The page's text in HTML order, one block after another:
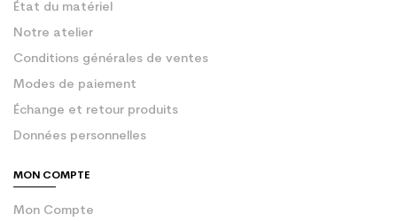
État du matériel
Notre atelier
Conditions générales de ventes
Modes de paiement
Échange et retour produits
Données personnelles
MON COMPTE
Mon Compte